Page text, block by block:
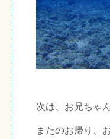
次は、お兄ちゃ
またのお帰り、